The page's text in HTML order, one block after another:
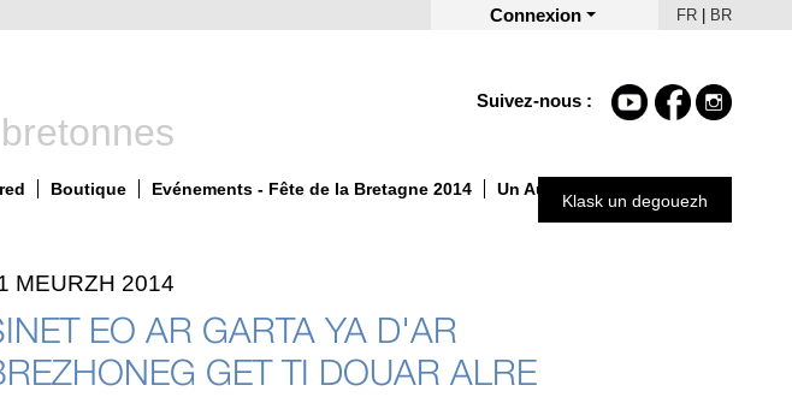
Connexion FR BR
Suivez-nous :
Boutique Evénements - Fête de la Bretagne 2014 Un Automne autrement 2025
Klask un degouezh
MEURZH 2014
EO AR GARTA YA D'AR
GET TI DOUAR ALRE